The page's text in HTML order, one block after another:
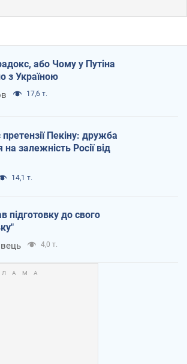
або Чому у Путіна
з Україною
17,6 т.
Пекіну: дружба
залежність Росії від
14,1 т.
підготовку до свого
4,0 т.